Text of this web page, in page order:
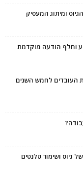
וחלף הודעה מוקדמת
העובדים לחמש השנים